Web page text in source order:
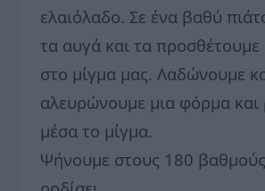
ελαιόλαδο. Σε ένα βαθύ
τα αυγά και τα προσθέτουμε
στο μίγμα μας. Λαδώνουμε
αλευρώνουμε μια φόρμα και
μέσα το μίγμα.
Ψήνουμε στους 180